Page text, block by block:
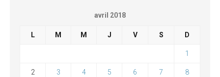
avril 2018
L M M J V S D
1
2 3 4 5 6 7 8